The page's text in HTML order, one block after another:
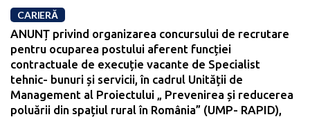
CARIERĂ
ANUNȚ privind organizarea concursului de recrutare
pentru ocuparea postului aferent funcției
contractuale de execuție vacante de Specialist
tehnic- bunuri și servicii, în cadrul Unității de
Management al Proiectului „ Prevenirea și reducerea
poluării din spațiul rural în România” (UMP- RAPID),